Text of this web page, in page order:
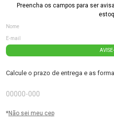
Preencha os campos para ser
Calcule o prazo de entrega e as
*Não sei meu cep